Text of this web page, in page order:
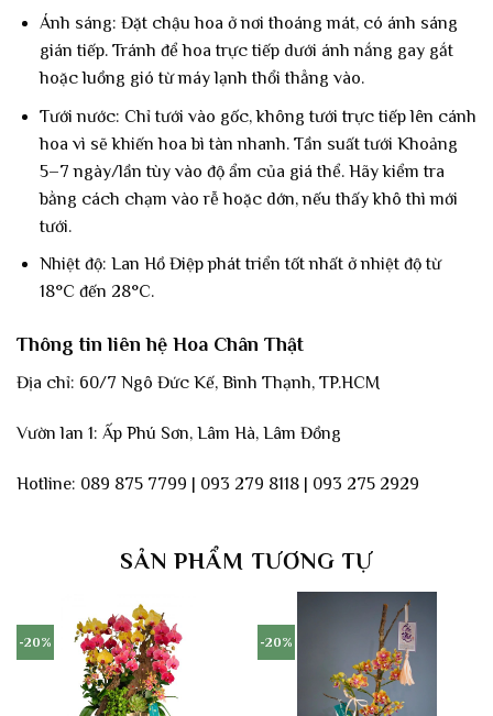
Ánh sáng: Đặt chậu hoa ở nơi thoáng mát, có ánh sáng
gián tiếp. Tránh để hoa trực tiếp dưới ánh nắng gay gắt
hoặc luồng gió từ máy lạnh thổi thẳng vào.
Tưới nước: Chỉ tưới vào gốc, không tưới trực tiếp lên cánh
hoa vì sẽ khiến hoa bì tàn nhanh. Tần suất tưới Khoảng
5–7 ngày/lần tùy vào độ ẩm của giá thể. Hãy kiểm tra
bằng cách chạm vào rễ hoặc dớn, nếu thấy khô thì mới
tưới.
Nhiệt độ: Lan Hồ Điệp phát triển tốt nhất ở nhiệt độ từ
18°C đến 28°C.
Thông tin liên hệ Hoa Chân Thật
Địa chỉ: 60/7 Ngô Đức Kế, Bình Thạnh, TP.HCM
Vườn lan 1: Ấp Phú Sơn, Lâm Hà, Lâm Đồng
Hotline: 089 875 7799 | 093 279 8118 | 093 275 2929
SẢN PHẨM TƯƠNG TỰ
-20% -20%